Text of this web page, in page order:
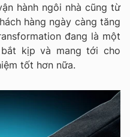
hành ngôi nhà cũng từ
hàng ngày càng tăng
đang là một
kịp và mang tới cho
tốt hơn nữa.